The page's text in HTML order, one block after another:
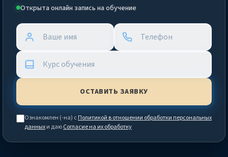
Открыта онлайн запись на обучение
Ознакомлен (-на) сПолитикой в отношении обработки персональных
данныхи даюСогласие на их обработку